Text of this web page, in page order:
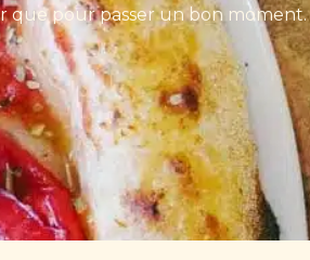
que pour passer un bon moment.